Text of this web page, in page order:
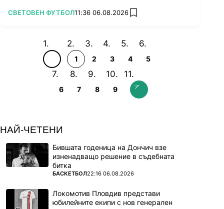
ПОВЕЧЕ ОТ
СВЕТОВЕН ФУТБОЛ11:36 06.08.2026 add favorites
1 2 3 4 5
6 7 8 9
НАЙ-ЧЕТЕНИ
Бившата годеница на Дончич взе
изненадващо решение в съдебната
битка
ПОВЕЧЕ ОТ
БАСКЕТБОЛ22:16 06.08.2026
Локомотив Пловдив представи
юбилейните екипи с нов генерален